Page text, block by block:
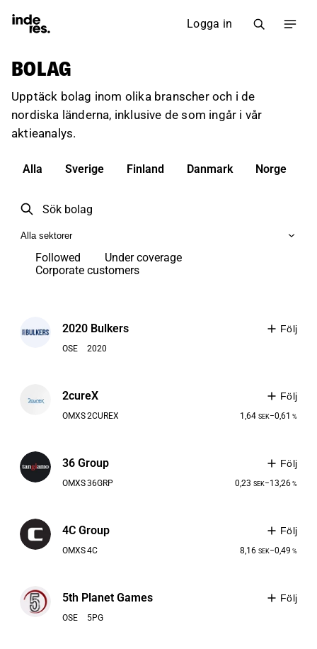
Logga in
BOLAG
Upptäck bolag inom olika branscher och i de
nordiska länderna, inklusive de som ingår i vår
aktieanalys.
Alla Sverige Finland Danmark Norge
Alla sektorer
Followed
Under coverage
Corporate customers
2020 Bulkers Följ
OSE 2020
2cureX Följ
OMXS2CUREX 1,64 SEK−0,61 %
36 Group Följ
OMXS36GRP 0,23 SEK−13,26 %
4C Group Följ
OMXS4C 8,16 SEK−0,49 %
5th Planet Games Följ
OSE 5PG